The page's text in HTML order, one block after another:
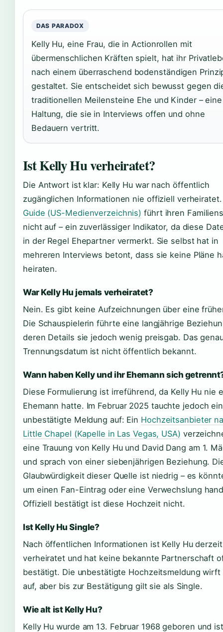
DAS PARADOX
Kelly Hu, eine Frau, die in Actionrollen mit
übermenschlichen Kräften spielt, hat ihr
nach einem überraschend bodenständigen
gestaltet. Sie entscheidet sich bewusst gegen
traditionellen Meilensteine Ehe und Kinder – eine
Haltung, die sie in Interviews offen und ohne
Bedauern vertritt.
Ist Kelly Hu verheiratet?
Die Antwort ist klar: Kelly Hu war nach öffentlich
zugänglichen Informationen nie offiziell
Guide (US-Medienverzeichnis) führt ihren
nicht auf – ein zuverlässiger Indikator, da diese
in der Regel Ehepartner vermerkt. Sie selbst hat in
mehreren Interviews betont, dass sie keine Pläne
heiraten.
War Kelly Hu jemals verheiratet?
Nein. Es gibt keine Aufzeichnungen über eine
Die Schauspielerin führte eine langjährige
deren Details sie jedoch wenig preisgab. Das
Trennungsdatum ist nicht öffentlich bekannt.
Wann haben Kelly und ihr Ehemann sich
Diese Formulierung ist irreführend, da Kelly Hu nie
Ehemann hatte. Im Februar 2025 tauchte jedoch
unbestätigte Meldung auf: Ein Hochzeitsanbieter
Little Chapel (Kapelle in Las Vegas, USA)
eine Trauung von Kelly Hu und David Dang am 1.
und sprach von einer siebenjährigen Beziehung.
Glaubwürdigkeit dieser Quelle ist niedrig – es
um einen Fan-Eintrag oder eine Verwechslung
Offiziell bestätigt ist diese Hochzeit nicht.
Ist Kelly Hu Single?
Nach öffentlichen Informationen ist Kelly Hu
verheiratet und hat keine bekannte Partnerschaft
bestätigt. Die unbestätigte Hochzeitsmeldung wirft
auf, aber bis zur Bestätigung gilt sie als Single.
Wie alt ist Kelly Hu?
Kelly Hu wurde am 13. Februar 1968 geboren und